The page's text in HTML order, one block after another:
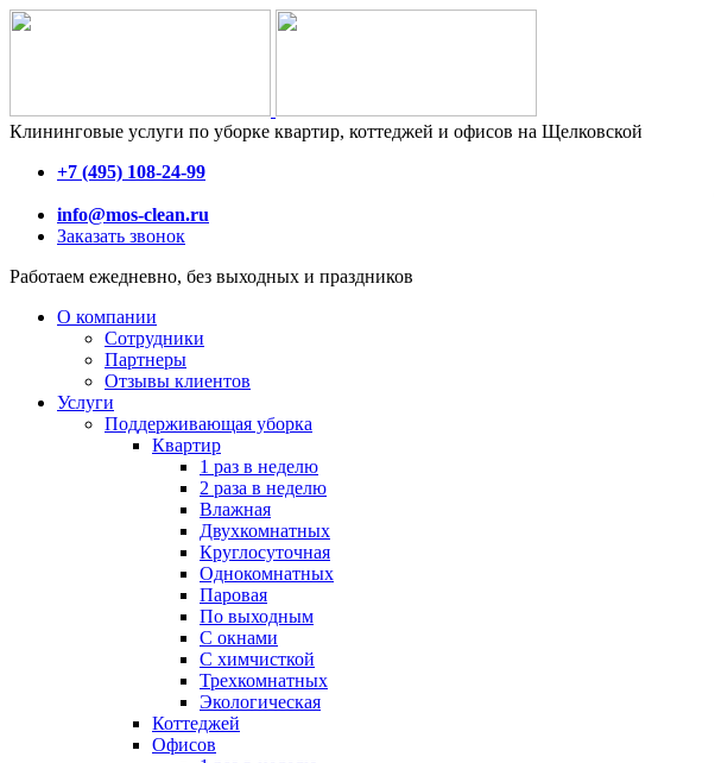
Клининговые услуги по уборке квартир, коттеджей и офисов на Щелковской
+7 (495) 108-24-99
info@mos-clean.ru
Заказать звонок
Работаем ежедневно, без выходных и праздников
О компании
Сотрудники
Партнеры
Отзывы клиентов
Услуги
Поддерживающая уборка
Квартир
1 раз в неделю
2 раза в неделю
Влажная
Двухкомнатных
Круглосуточная
Однокомнатных
Паровая
По выходным
С окнами
С химчисткой
Трехкомнатных
Экологическая
Коттеджей
Офисов